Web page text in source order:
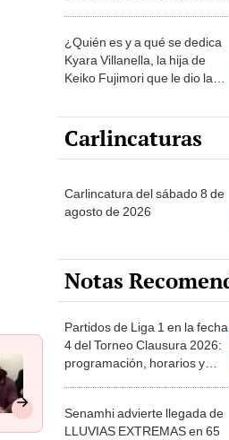
¿Quién es y a qué se dedica
Kyara Villanella, la hija de
Keiko Fujimori que le dio la
Carlincaturas
Carlincatura del sábado 8 de
agosto de 2026
Notas
Partidos de Liga 1 en la fecha
4 del Torneo Clausura 2026:
programación, horarios y
Senamhi advierte llegada de
LLUVIAS EXTREMAS en 65